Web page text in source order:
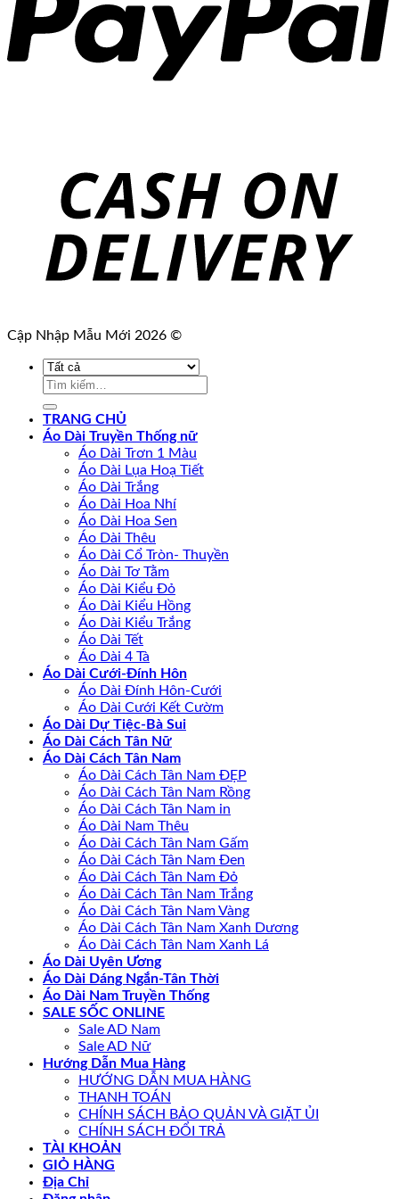
Cập Nhập Mẫu Mới 2026 ©
Tìm
TRANG CHỦ
Áo Dài Truyền Thống nữ
Áo Dài Trơn 1 Màu
Áo Dài Lụa Hoạ Tiết
Áo Dài Trắng
Áo Dài Hoa Nhí
Áo Dài Hoa Sen
Áo Dài Thêu
Áo Dài Cổ Tròn- Thuyền
Áo Dài Tơ Tằm
Áo Dài Kiểu Đỏ
Áo Dài Kiểu Hồng
Áo Dài Kiểu Trắng
Áo Dài Tết
Áo Dài 4 Tà
Áo Dài Cưới-Đính Hôn
Áo Dài Đính Hôn-Cưới
Áo Dài Cưới Kết Cườm
Áo Dài Dự Tiệc-Bà Sui
Áo Dài Cách Tân Nữ
Áo Dài Cách Tân Nam
Áo Dài Cách Tân Nam ĐẸP
Áo Dài Cách Tân Nam Rồng
Áo Dài Cách Tân Nam in
Áo Dài Nam Thêu
Áo Dài Cách Tân Nam Gấm
Áo Dài Cách Tân Nam Đen
Áo Dài Cách Tân Nam Đỏ
Áo Dài Cách Tân Nam Trắng
Áo Dài Cách Tân Nam Vàng
Áo Dài Cách Tân Nam Xanh Dương
Áo Dài Cách Tân Nam Xanh Lá
Áo Dài Uyên Ương
Áo Dài Dáng Ngắn-Tân Thời
Áo Dài Nam Truyền Thống
SALE SỐC ONLINE
Sale AD Nam
Sale AD Nữ
Hướng Dẫn Mua Hàng
HƯỚNG DẪN MUA HÀNG
THANH TOÁN
CHÍNH SÁCH BẢO QUẢN VÀ GIẶT ỦI
CHÍNH SÁCH ĐỔI TRẢ
TÀI KHOẢN
GIỎ HÀNG
Địa Chỉ